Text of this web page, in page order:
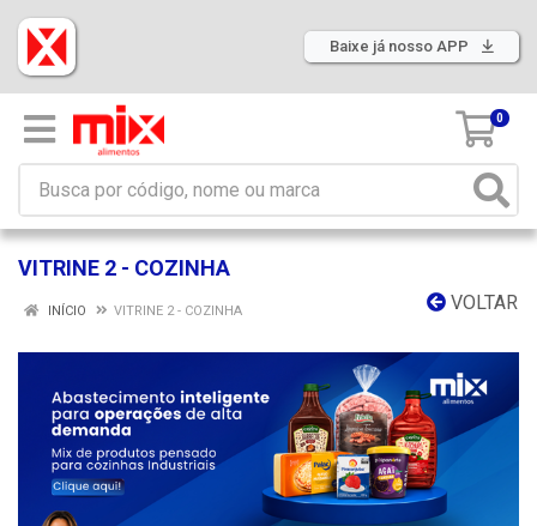
Baixe já nosso APP
0
VITRINE 2 - COZINHA
VOLTAR
INÍCIO VITRINE 2 - COZINHA